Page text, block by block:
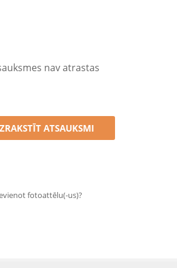
nav atrastas
ATSAUKSMI
fotoattēlu(-us)?